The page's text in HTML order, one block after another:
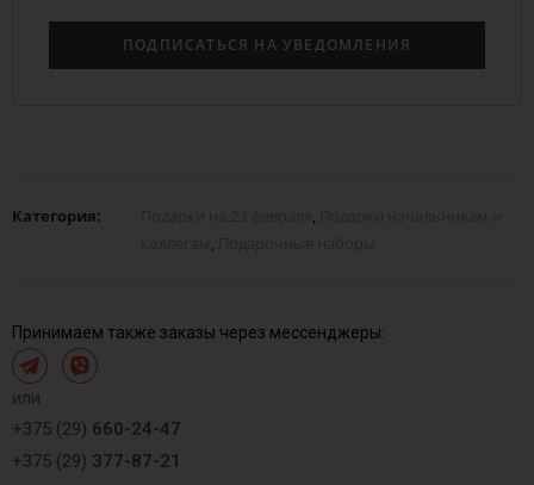
Категория: ,
,
Принимаем также заказы через мессенджеры:
или
+375 (29) 660-24-47
+375 (29) 377-87-21